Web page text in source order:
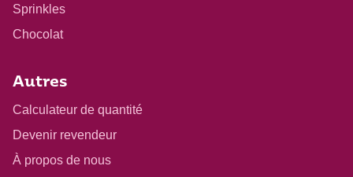
Sprinkles
Chocolat
Autres
Calculateur de quantité
Devenir revendeur
À propos de nous